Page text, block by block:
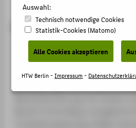
Nehmen Sie Ihre
Das MBA-Programm General
Ihnen alle Qualifikationen, die
Positionen benötigen. Als
Mitarbeiterführung, Sie müssen
PORTALE
BERATUNG &
Auswahl:
Technisch notwendige Cookies
Statistik-Cookies (Matomo)
Alle Cookies akzeptieren
HTW Berlin -Impressum-